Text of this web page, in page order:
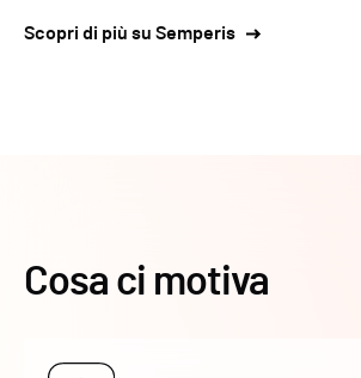
Scopri di più su Semperis
Cosa ci motiva